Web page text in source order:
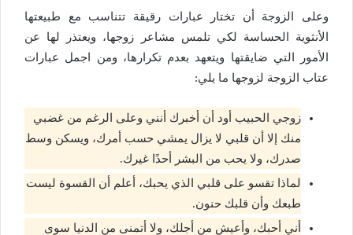
وعلى الزوجة أن تختار عبارات رقيقة تتناسب مع طبيعتها
الأنثوية الحساسة لكي تلمس مشاعر زوجها، ويعتذر لها عن
الأمور التي ضايقتها ويتعهد بعدم تكرارها، ومن اجمل عبارات
عتاب الزوجة لزوجها ما يلي:
زوجي الحبيب أود أن أخبرك أنني وعلى الرغم من غضبي
منك إلا أن قلبي لا يزال يمشي حسب أمرك، ويسكن وسط
صدرك، ولا يحب من البشر أحدًا غيرك.
لماذا تقسو على قلبي الذي يحبك، أعلم أن القسوة ليست
طبعك وأن قلبك حنون.
أني أحبك، وأعيش من أجلك، ولا أتمنى من الدنيا سوى